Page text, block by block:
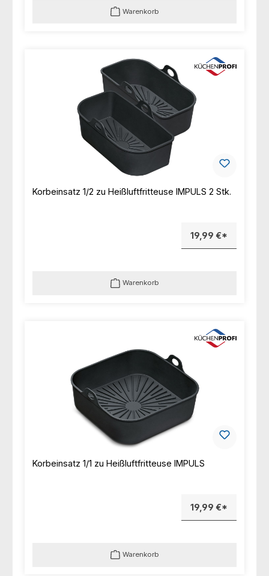
Warenkorb
Korbeinsatz 1/2 zu Heißluftfritteuse IMPULS 2 Stk.
19,99 €*
Warenkorb
Korbeinsatz 1/1 zu Heißluftfritteuse IMPULS
19,99 €*
Warenkorb